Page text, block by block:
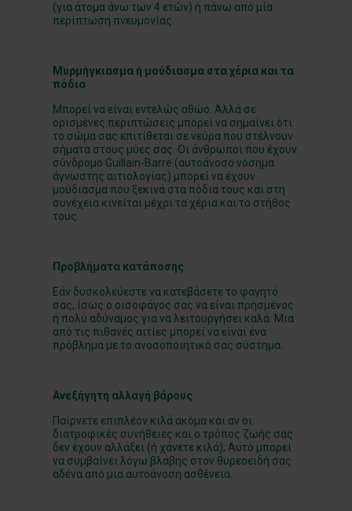
(για άτομα άνω των 4 ετών) ή πάνω από μία
περίπτωση πνευμονίας.
Μυρμήγκιασμα ή μούδιασμα στα χέρια και τα
πόδια
Μπορεί να είναι εντελώς αθώο. Αλλά σε
ορισμένες περιπτώσεις μπορεί να σημαίνει ότι
το σώμα σας επιτίθεται σε νεύρα που στέλνουν
σήματα στους μύες σας. Οι άνθρωποι που έχουν
σύνδρομο Guillain-Barre (αυτοάνοσο νόσημα
άγνωστης αιτιολογίας) μπορεί να έχουν
μούδιασμα που ξεκινά στα πόδια τους και στη
συνέχεια κινείται μέχρι τα χέρια και το στήθος
τους.
Προβλήματα κατάποσης
Εάν δυσκολεύεστε να κατεβάσετε το φαγητό
σας, ίσως ο οισοφάγος σας να είναι πρησμένος
ή πολύ αδύναμος για να λειτουργήσει καλά. Μια
από τις πιθανές αιτίες μπορεί να είναι ένα
πρόβλημα με το ανοσοποιητικό σας σύστημα.
Ανεξήγητη αλλαγή βάρους
Παίρνετε επιπλέον κιλά ακόμα και αν οι
διατροφικές συνήθειες και ο τρόπος ζωής σας
δεν έχουν αλλάξει (ή χάνετε κιλά); Αυτό μπορεί
να συμβαίνει λόγω βλάβης στον θυρεοειδή σας
αδένα από μια αυτοάνοση ασθένεια.